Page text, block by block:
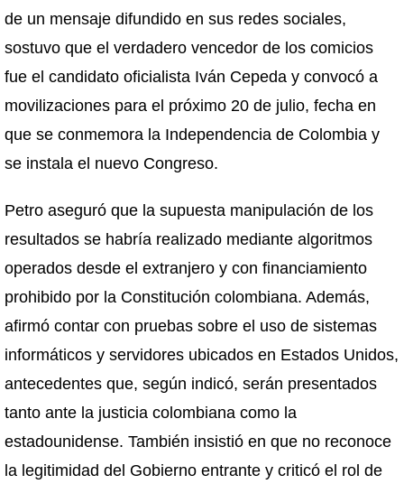
de un mensaje difundido en sus redes sociales,
sostuvo que el verdadero vencedor de los comicios
fue el candidato oficialista Iván Cepeda y convocó a
movilizaciones para el próximo 20 de julio, fecha en
que se conmemora la Independencia de Colombia y
se instala el nuevo Congreso.
Petro aseguró que la supuesta manipulación de los
resultados se habría realizado mediante algoritmos
operados desde el extranjero y con financiamiento
prohibido por la Constitución colombiana. Además,
afirmó contar con pruebas sobre el uso de sistemas
informáticos y servidores ubicados en Estados Unidos,
antecedentes que, según indicó, serán presentados
tanto ante la justicia colombiana como la
estadounidense. También insistió en que no reconoce
la legitimidad del Gobierno entrante y criticó el rol de